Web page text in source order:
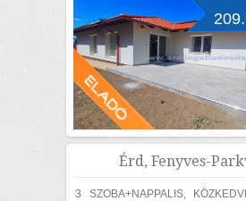
Érd, Fenyves-
3 SZOBA+NAPPALIS,